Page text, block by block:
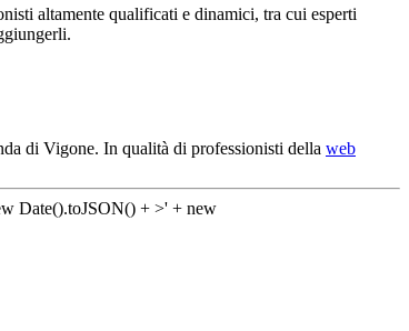
altamente qualificati e dinamici, tra cui esperti
di Vigone. In qualità di professionisti della web